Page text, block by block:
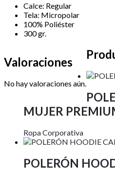
Calce: Regular
Tela: Micropolar
100% Poliéster
300 gr.
Valoraciones
No hay valoraciones aún.
MUJER
Ropa Corporativa
POLERÓN